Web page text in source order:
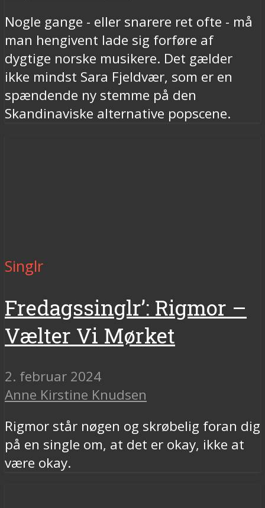
Nogle gange - eller snarere ret ofte - må
man hengivent lade sig forføre af
dygtige norske musikere. Det gælder
ikke mindst Sara Fjeldvær, som er en
spændende ny stemme på den
Skandinaviske alternative popscene.
Singlr
Fredagssinglr’: Rigmor –
Vælter Vi Mørket
2. februar 2024
Anne Kirstine Knudsen
Rigmor står nøgen og skrøbelig foran dig
på en single om, at det er okay, ikke at
være okay.